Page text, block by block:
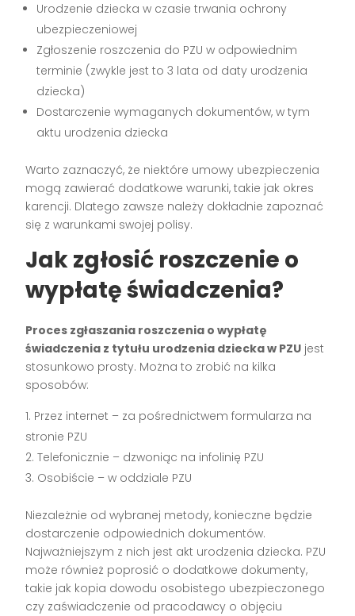
Urodzenie dziecka w czasie trwania ochrony
ubezpieczeniowej
Zgłoszenie roszczenia do PZU w odpowiednim
terminie (zwykle jest to 3 lata od daty urodzenia
dziecka)
Dostarczenie wymaganych dokumentów, w tym
aktu urodzenia dziecka
Warto zaznaczyć, że niektóre umowy ubezpieczenia
mogą zawierać dodatkowe warunki, takie jak okres
karencji. Dlatego zawsze należy dokładnie zapoznać
się z warunkami swojej polisy.
Jak zgłosić roszczenie o
wypłatę świadczenia?
Proces zgłaszania roszczenia o wypłatę
świadczenia z tytułu urodzenia dziecka w PZU jest
stosunkowo prosty. Można to zrobić na kilka
sposobów:
Przez internet – za pośrednictwem formularza na
stronie PZU
Telefonicznie – dzwoniąc na infolinię PZU
Osobiście – w oddziale PZU
Niezależnie od wybranej metody, konieczne będzie
dostarczenie odpowiednich dokumentów.
Najważniejszym z nich jest akt urodzenia dziecka. PZU
może również poprosić o dodatkowe dokumenty,
takie jak kopia dowodu osobistego ubezpieczonego
czy zaświadczenie od pracodawcy o objęciu